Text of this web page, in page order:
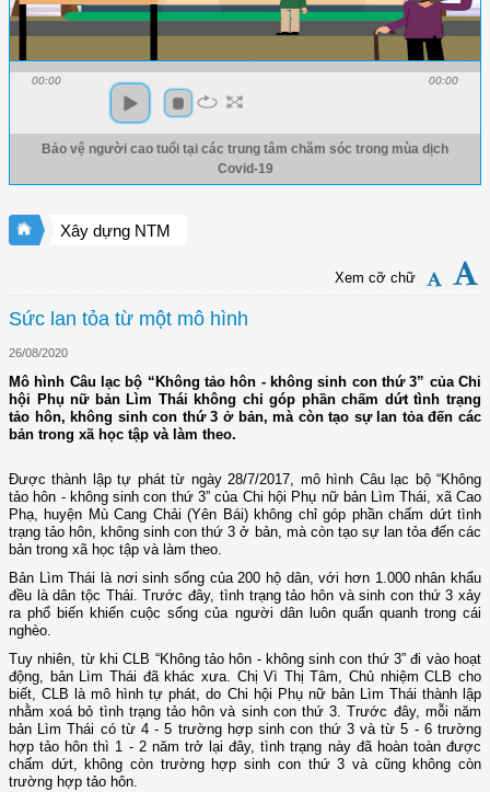
00:00 00:00
Bảo vệ người cao tuổi tại các trung tâm chăm sóc trong mùa dịch
Covid-19
Xây dựng NTM
Xem cỡ chữ
Sức lan tỏa từ một mô hình
26/08/2020
Mô hình Câu lạc bộ “Không tảo hôn - không sinh con thứ 3” của Chi
hội Phụ nữ bản Lìm Thái không chỉ góp phần chấm dứt tình trạng
tảo hôn, không sinh con thứ 3 ở bản, mà còn tạo sự lan tỏa đến các
bản trong xã học tập và làm theo.
Được thành lập tự phát từ ngày 28/7/2017, mô hình Câu lạc bộ “Không
tảo hôn - không sinh con thứ 3” của Chi hội Phụ nữ bản Lìm Thái, xã Cao
Phạ, huyện Mù Cang Chải (Yên Bái) không chỉ góp phần chấm dứt tình
trạng tảo hôn, không sinh con thứ 3 ở bản, mà còn tạo sự lan tỏa đến các
bản trong xã học tập và làm theo.
Bản Lìm Thái là nơi sinh sống của 200 hộ dân, với hơn 1.000 nhân khẩu
đều là dân tộc Thái. Trước đây, tình trạng tảo hôn và sinh con thứ 3 xảy
ra phổ biến khiến cuộc sống của người dân luôn quẩn quanh trong cái
nghèo.
Tuy nhiên, từ khi CLB “Không tảo hôn - không sinh con thứ 3” đi vào hoạt
động, bản Lìm Thái đã khác xưa. Chị Vì Thị Tâm, Chủ nhiệm CLB cho
biết, CLB là mô hình tự phát, do Chi hội Phụ nữ bản Lìm Thái thành lập
nhằm xoá bỏ tình trạng tảo hôn và sinh con thứ 3. Trước đây, mỗi năm
bản Lìm Thái có từ 4 - 5 trường hợp sinh con thứ 3 và từ 5 - 6 trường
hợp tảo hôn thì 1 - 2 năm trở lại đây, tình trạng này đã hoàn toàn được
chấm dứt, không còn trường hợp sinh con thứ 3 và cũng không còn
trường hợp tảo hôn.